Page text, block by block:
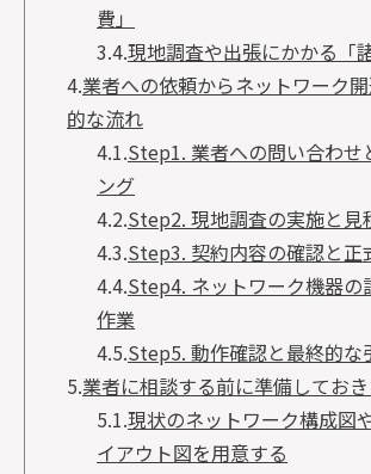
費」
3.4.現地調査や出張にかかる「
4.業者への依頼からネットワーク
的な流れ
4.1.Step1. 業者への問い合わせ
ング
4.2.Step2. 現地調査の実施と見
4.3.Step3. 契約内容の確認と正
4.4.Step4. ネットワーク機器の
作業
4.5.Step5. 動作確認と最終的な
5.業者に相談する前に準備してお
5.1.現状のネットワーク構成図
イアウト図を用意する